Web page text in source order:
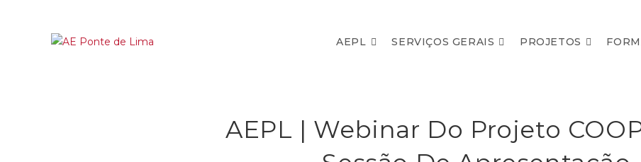
AEPL SERVIÇOS GERAIS PROJETOS
AEPL | Webinar Do Projeto